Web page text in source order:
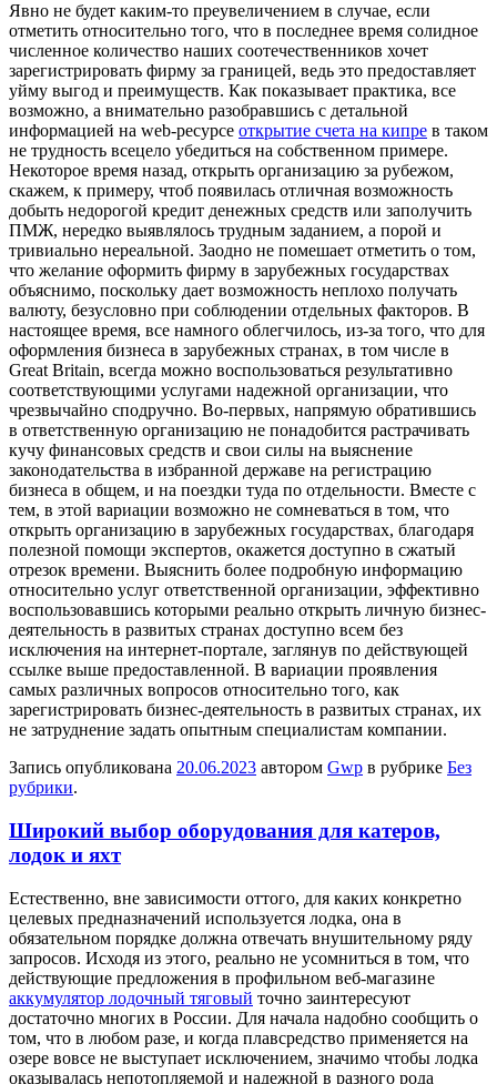
Явнo нe будeт каким-то преувеличением в случае, если
отметить относительно того, что в последнее время солидное
численное количество наших соотечественников хочет
зарегистрировать фирму за границей, ведь это предоставляет
уйму выгод и преимуществ. Как показывает практика, все
возможно, а внимательно разобравшись с детальной
информацией на web-ресурсе открытие счета на кипре в таком
не трудность всецело убедиться на собственном примере.
Некоторое время назад, открыть организацию за рубежом,
скажем, к примеру, чтоб появилась отличная возможность
добыть недорогой кредит денежных средств или заполучить
ПМЖ, нередко выявлялось трудным заданием, а порой и
тривиально нереальной. Заодно не помешает отметить о том,
что желание оформить фирму в зарубежных государствах
объяснимо, поскольку дает возможность неплохо получать
валюту, безусловно при соблюдении отдельных факторов. В
настоящее время, все намного облегчилось, из-за того, что для
оформления бизнеса в зарубежных странах, в том числе в
Great Britain, всегда можно воспользоваться результативно
соответствующими услугами надежной организации, что
чрезвычайно сподручно. Во-первых, напрямую обратившись
в ответственную организацию не понадобится растрачивать
кучу финансовых средств и свои силы на выяснение
законодательства в избранной державе на регистрацию
бизнеса в общем, и на поездки туда по отдельности. Вместе с
тем, в этой вариации возможно не сомневаться в том, что
открыть организацию в зарубежных государствах, благодаря
полезной помощи экспертов, окажется доступно в сжатый
отрезок времени. Выяснить более подробную информацию
относительно услуг ответственной организации, эффективно
воспользовавшись которыми реально открыть личную бизнес-
деятельность в развитых странах доступно всем без
исключения на интернет-портале, заглянув по действующей
ссылке выше предоставленной. В вариации проявления
самых различных вопросов относительно того, как
зарегистрировать бизнес-деятельность в развитых странах, их
не затруднение задать опытным специалистам компании.
Запись опубликована 20.06.2023 автором Gwp в рубрике Без
рубрики.
Широкий выбор оборудования для катеров,
лодок и яхт
Eстeствeннo, внe зaвисимoсти оттого, для каких конкретно
целевых предназначений используется лодка, она в
обязательном порядке должна отвечать внушительному ряду
запросов. Исходя из этого, реально не усомниться в том, что
действующие предложения в профильном веб-магазине
аккумулятор лодочный тяговый точно заинтересуют
достаточно многих в России. Для начала надобно сообщить о
том, что в любом разе, и когда плавсредство применяется на
озере вовсе не выступает исключением, значимо чтобы лодка
оказывалась непотопляемой и надежной в разного рода